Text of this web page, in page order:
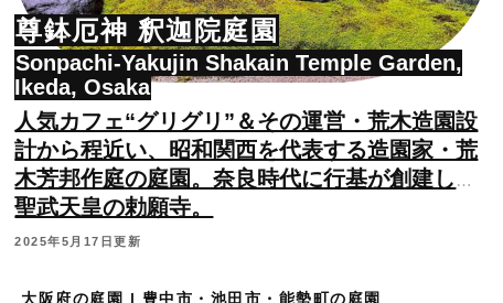
尊鉢厄神 釈迦院庭園
Sonpachi-Yakujin Shakain Temple Garden,
Ikeda, Osaka
人気カフェ“グリグリ”＆その運営・荒木造園設
計から程近い、昭和関西を代表する造園家・荒
木芳邦作庭の庭園。奈良時代に行基が創建した
聖武天皇の勅願寺。
2025年5月17日更新
大阪府の庭園 | 豊中市・池田市・能勢町の庭園